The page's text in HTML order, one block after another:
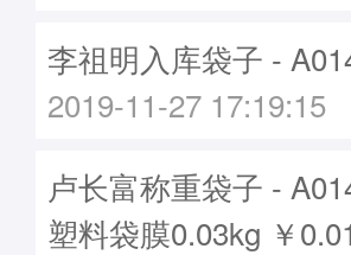
李祖明入库袋子 -
2019-11-27 17:19:15
卢长富称重袋子 -
塑料袋膜0.03kg ￥0.01